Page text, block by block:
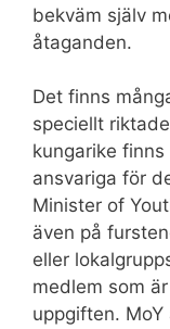
bekväm själv
åtaganden.
Det finns
speciellt
kungarike
ansvariga för
Minister of
även på
eller
medlem som
uppgiften.